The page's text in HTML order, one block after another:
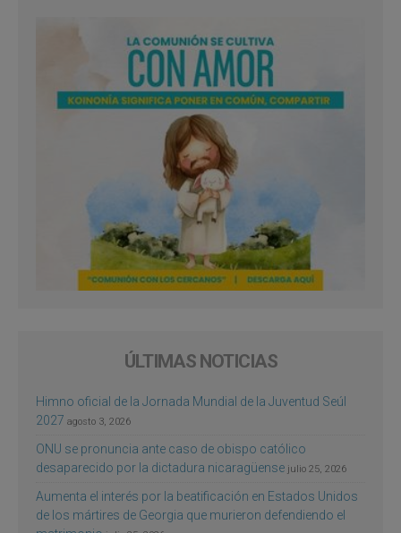
ÚLTIMAS NOTICIAS
Himno oficial de la Jornada Mundial de la Juventud Seúl
2027 agosto 3, 2026
ONU se pronuncia ante caso de obispo católico
desaparecido por la dictadura nicaragüense julio 25, 2026
Aumenta el interés por la beatificación en Estados Unidos
de los mártires de Georgia que murieron defendiendo el